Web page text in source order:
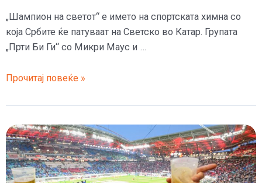
„Шампион на светот“ е името на спортската химна со
која Србите ќе патуваат на Светско во Катар. Групата
„Прти Би Ги“ со Микри Маус и …
(Видео)
рап-
песна
навивачите
ќе
ги
Прочитај повеќе »